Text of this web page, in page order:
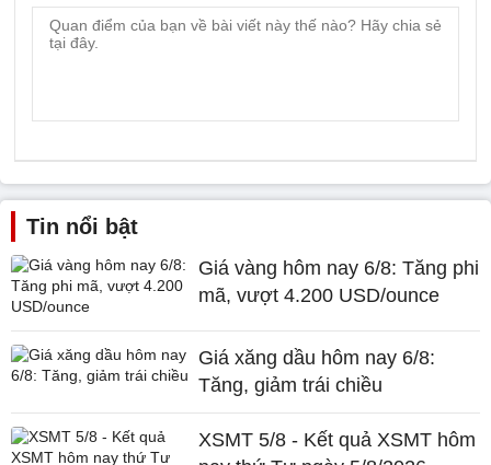
Tin nổi bật
Giá vàng hôm nay 6/8: Tăng phi
mã, vượt 4.200 USD/ounce
Giá xăng dầu hôm nay 6/8:
Tăng, giảm trái chiều
XSMT 5/8 - Kết quả XSMT hôm